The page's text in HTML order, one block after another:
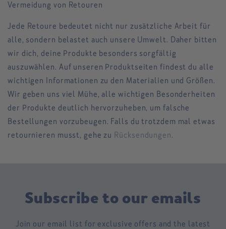
Vermeidung von Retouren
Jede Retoure bedeutet nicht nur zusätzliche Arbeit für
alle, sondern belastet auch unsere Umwelt. Daher bitten
wir dich, deine Produkte besonders sorgfältig
auszuwählen. Auf unseren Produktseiten findest du alle
wichtigen Informationen zu den Materialien und Größen.
Wir geben uns viel Mühe, alle wichtigen Besonderheiten
der Produkte deutlich hervorzuheben, um falsche
Bestellungen vorzubeugen. Falls du trotzdem mal etwas
retournieren musst, gehe zu Rücksendungen.
Subscribe to our emails
Join our email list for exclusive offers and the latest